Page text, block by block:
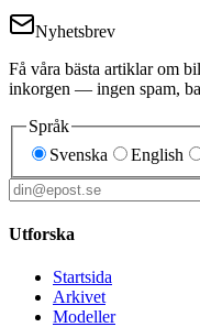
Nyhetsbrev
Få våra bästa artiklar om
inkorgen — ingen spam,
Språk
Svenska
English
Utforska
Startsida
Arkivet
Modeller